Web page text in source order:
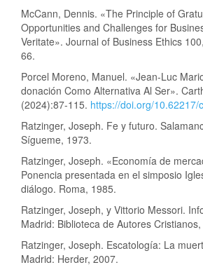
McCann, Dennis. «The Principle of
Opportunities and Challenges for
Veritate». Journal of Business Ethics
66.
Porcel Moreno, Manuel. «Jean-Luc
donación Como Alternativa Al Ser».
(2024):87-115. https://doi.org/10.62217/
Ratzinger, Joseph. Fe y futuro.
Sígueme, 1973.
Ratzinger, Joseph. «Economía de
Ponencia presentada en el simposio
diálogo. Roma, 1985.
Ratzinger, Joseph, y Vittorio Messori.
Madrid: Biblioteca de Autores
Ratzinger, Joseph. Escatología: La
Madrid: Herder, 2007.